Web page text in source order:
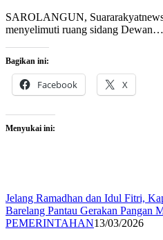
SAROLANGUN,
menyelimuti ruang sidang Dewan…
Bagikan ini:
Facebook X
Menyukai ini:
Jelang Ramadhan dan Idul Fitri,
Barelang Pantau Gerakan Pangan
PEMERINTAHAN13/03/2026